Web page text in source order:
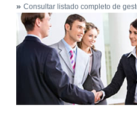
» Consultar listado completo de